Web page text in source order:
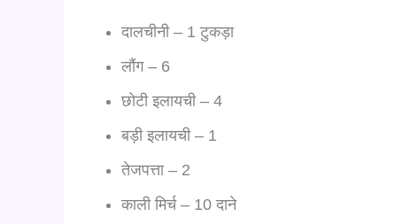
दालचीनी – 1 टुकड़ा
लौंग – 6
छोटी इलायची – 4
बड़ी इलायची – 1
तेजपत्ता – 2
काली मिर्च – 10 दाने